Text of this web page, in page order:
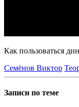
Как пользоваться
Семёнов Виктор
Записи по теме